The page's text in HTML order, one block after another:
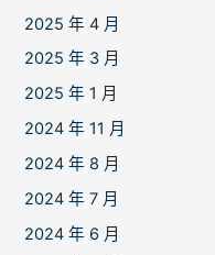
2025 年 4 月
2025 年 3 月
2025 年 1 月
2024 年 11 月
2024 年 8 月
2024 年 7 月
2024 年 6 月